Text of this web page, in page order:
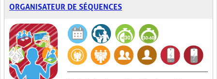
ORGANISATEUR DE SÉQUENCES